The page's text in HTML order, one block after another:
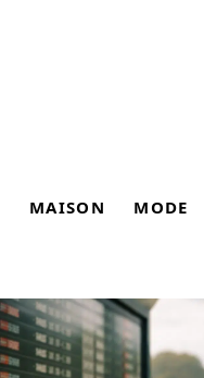
MAISON MODE